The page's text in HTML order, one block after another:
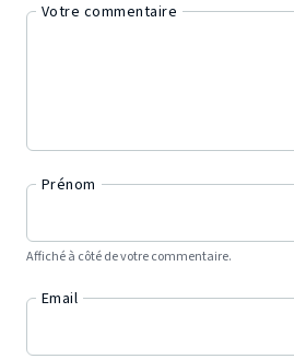
Votre commentaire
Prénom
Affiché à côté de votre commentaire.
Email